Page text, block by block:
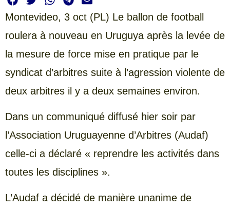
Montevideo, 3 oct (PL) Le ballon de football
roulera à nouveau en Uruguya après la levée de
la mesure de force mise en pratique par le
syndicat d’arbitres suite à l’agression violente de
deux arbitres il y a deux semaines environ.
Dans un communiqué diffusé hier soir par
l’Association Uruguayenne d’Arbitres (Audaf)
celle-ci a déclaré « reprendre les activités dans
toutes les disciplines ».
L’Audaf a décidé de manière unanime de